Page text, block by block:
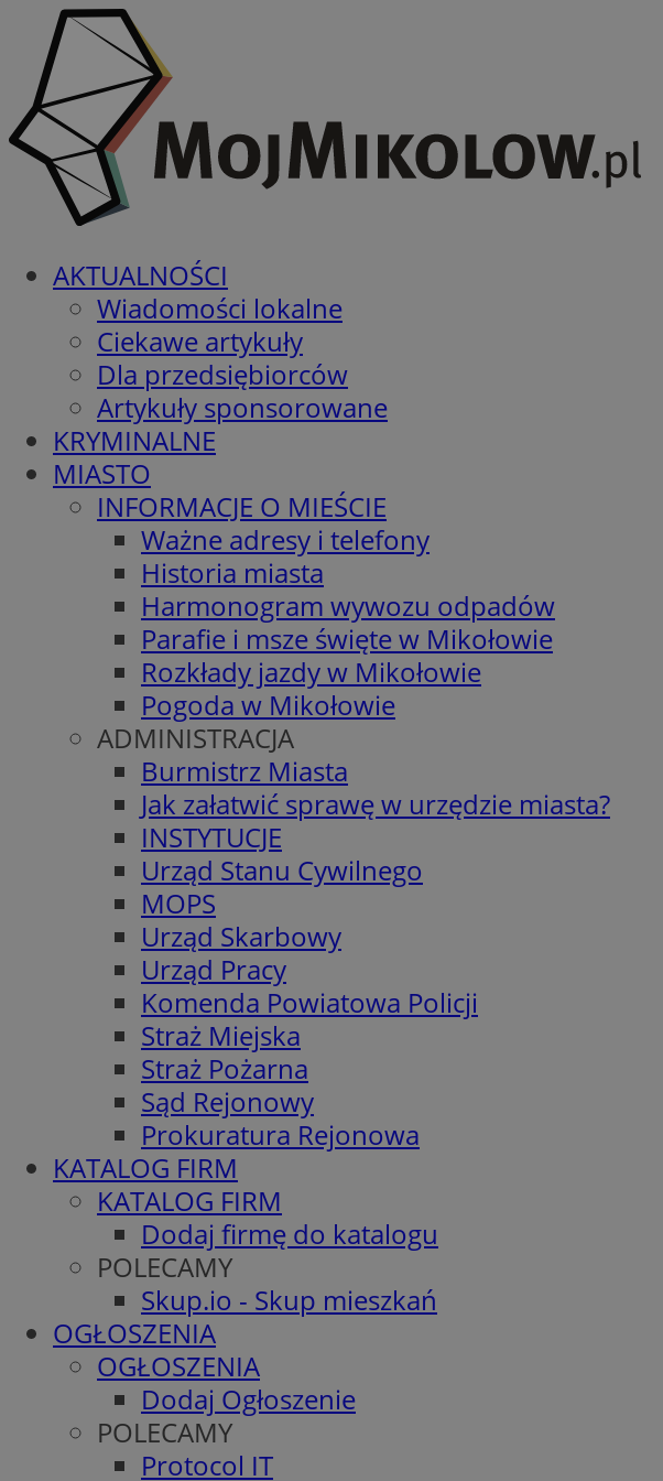
AKTUALNOŚCI
Wiadomości lokalne
Ciekawe artykuły
Dla przedsiębiorców
Artykuły sponsorowane
KRYMINALNE
MIASTO
INFORMACJE O MIEŚCIE
Ważne adresy i telefony
Historia miasta
Harmonogram wywozu odpadów
Parafie i msze święte w Mikołowie
Rozkłady jazdy w Mikołowie
Pogoda w Mikołowie
ADMINISTRACJA
Burmistrz Miasta
Jak załatwić sprawę w urzędzie miasta?
INSTYTUCJE
Urząd Stanu Cywilnego
MOPS
Urząd Skarbowy
Urząd Pracy
Komenda Powiatowa Policji
Straż Miejska
Straż Pożarna
Sąd Rejonowy
Prokuratura Rejonowa
KATALOG FIRM
KATALOG FIRM
Dodaj firmę do katalogu
POLECAMY
Skup.io - Skup mieszkań
OGŁOSZENIA
OGŁOSZENIA
Dodaj Ogłoszenie
POLECAMY
Protocol IT